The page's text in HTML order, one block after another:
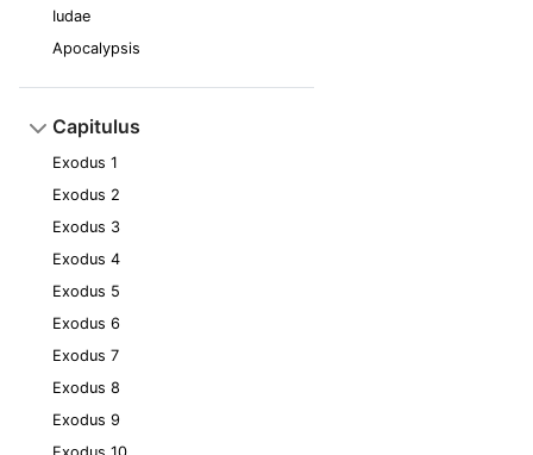
Iudae
Apocalypsis
Capitulus
Exodus 1
Exodus 2
Exodus 3
Exodus 4
Exodus 5
Exodus 6
Exodus 7
Exodus 8
Exodus 9